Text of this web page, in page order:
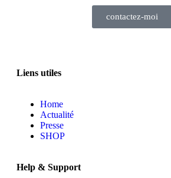
contactez-moi
Liens utiles
Home
Actualité
Presse
SHOP
Help & Support